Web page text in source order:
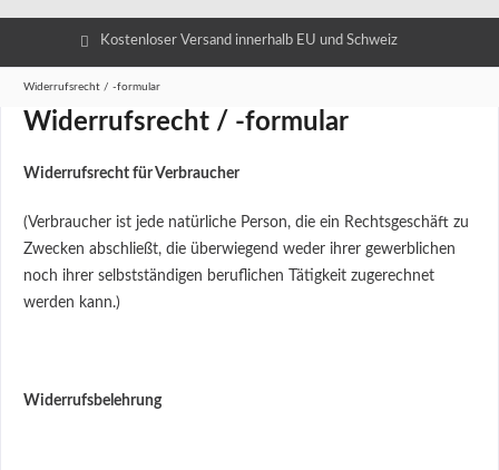
Kostenloser Versand innerhalb EU und Schweiz
Widerrufsrecht / -formular
Widerrufsrecht / -formular
Widerrufsrecht für Verbraucher
(Verbraucher ist jede natürliche Person, die ein Rechtsgeschäft zu
Zwecken abschließt, die überwiegend weder ihrer gewerblichen
noch ihrer selbstständigen beruflichen Tätigkeit zugerechnet
werden kann.)
Widerrufsbelehrung